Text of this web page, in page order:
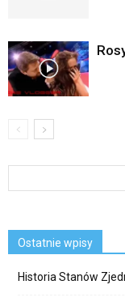
Ostatnie wpisy
Historia Stanów